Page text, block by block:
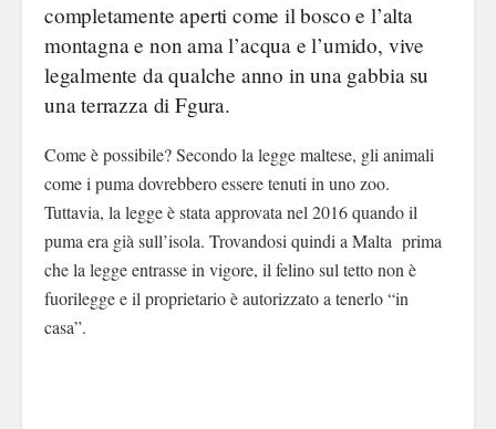
completamente aperti come il bosco e l’alta
montagna e non ama l’acqua e l’umido, vive
legalmente da qualche anno in una gabbia su
una terrazza di Fgura.
Come è possibile? Secondo la legge maltese, gli animali
come i puma dovrebbero essere tenuti in uno zoo.
Tuttavia, la legge è stata approvata nel 2016 quando il
puma era già sull’isola. Trovandosi quindi a Malta prima
che la legge entrasse in vigore, il felino sul tetto non è
fuorilegge e il proprietario è autorizzato a tenerlo “in
casa”.